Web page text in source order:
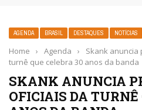
AGENDA BRASIL DESTAQUES NOTÍCIAS
Home › Agenda ›
Skank anuncia
turnê que celebra 30 anos da banda
SKANK ANUNCIA
OFICIAIS DA